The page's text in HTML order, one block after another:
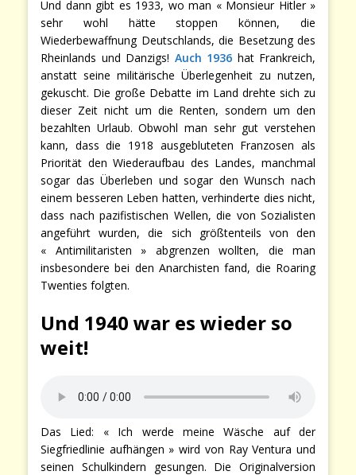
Und dann gibt es 1933, wo man « Monsieur Hitler »
sehr wohl hätte stoppen können, die
Wiederbewaffnung Deutschlands, die Besetzung des
Rheinlands und Danzigs! Auch 1936 hat Frankreich,
anstatt seine militärische Überlegenheit zu nutzen,
gekuscht. Die große Debatte im Land drehte sich zu
dieser Zeit nicht um die Renten, sondern um den
bezahlten Urlaub. Obwohl man sehr gut verstehen
kann, dass die 1918 ausgebluteten Franzosen als
Priorität den Wiederaufbau des Landes, manchmal
sogar das Überleben und sogar den Wunsch nach
einem besseren Leben hatten, verhinderte dies nicht,
dass nach pazifistischen Wellen, die von Sozialisten
angeführt wurden, die sich größtenteils von den
« Antimilitaristen » abgrenzen wollten, die man
insbesondere bei den Anarchisten fand, die Roaring
Twenties folgten.
Und 1940 war es wieder so
weit!
Das Lied: « Ich werde meine Wäsche auf der
Siegfriedlinie aufhängen » wird von Ray Ventura und
seinen Schulkindern gesungen. Die Originalversion